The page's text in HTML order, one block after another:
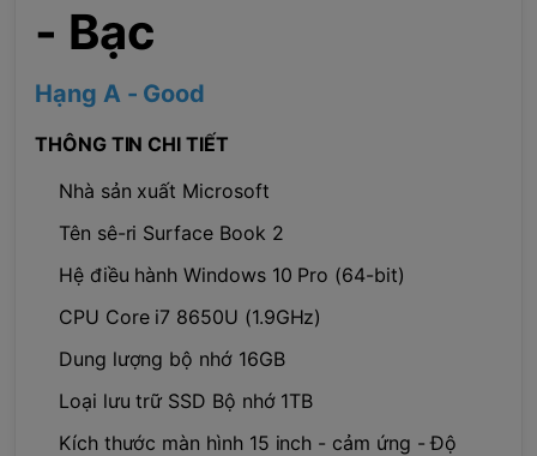
- Bạc
Hạng A - Good
THÔNG TIN CHI TIẾT
Nhà sản xuất Microsoft
Tên sê-ri Surface Book 2
Hệ điều hành Windows 10 Pro (64-bit)
CPU Core i7 8650U (1.9GHz)
Dung lượng bộ nhớ 16GB
Loại lưu trữ SSD Bộ nhớ 1TB
Kích thước màn hình 15 inch - cảm ứng - Độ